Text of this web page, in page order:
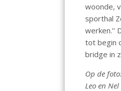
woonde,
sporthal
tot begin
bridge in
Op de
Leo en